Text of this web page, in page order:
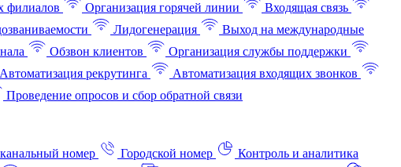
филиалов Организация горячей линии
Входящая связь
Лидогенерация
Выход на международные
Обзвон клиентов
Организация службы поддержки
Автоматизация рекрутинга
Автоматизация входящих звонков
Проведение опросов и сбор обратной связи
номер Городской номер
Контроль и аналитика